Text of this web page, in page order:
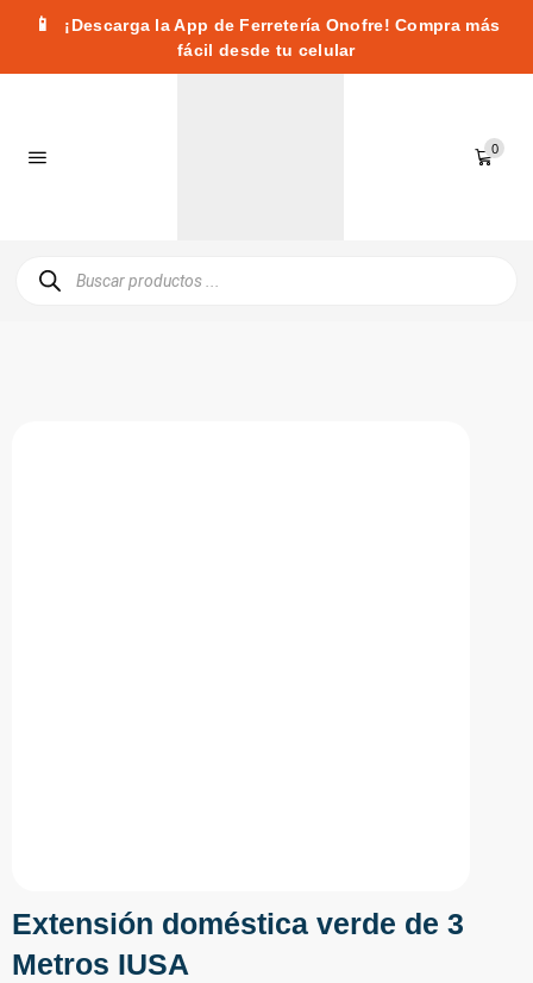
📱
¡Descarga la App de Ferretería Onofre! Compra más
fácil desde tu celular
0
Extensión doméstica verde de 3
Metros IUSA